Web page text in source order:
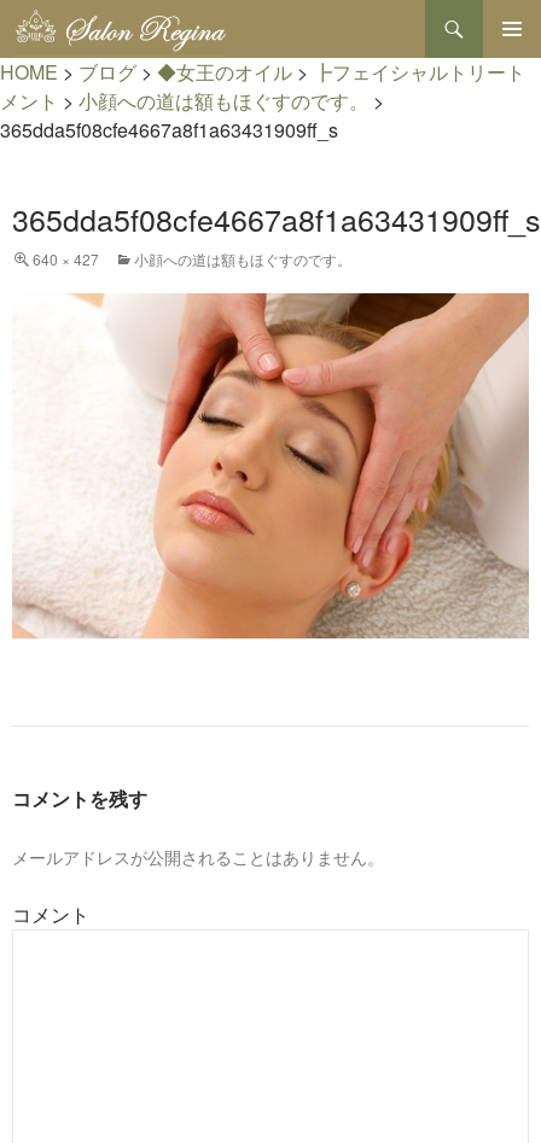
検
索
メインメ
ニュー
ン
キ
ッ
HOME > ブログ > ◆女王のオイル > ┣フェイシャルトリート
メント > 小顔への道は額もほぐすのです。
>
365dda5f08cfe4667a8f1a63431909ff_s
365dda5f08cfe4667a8f1a63431909ff_s
640 × 427 小顔への道は額もほぐすのです。
コメントを残す
メールアドレスが公開されることはありません。
コメント